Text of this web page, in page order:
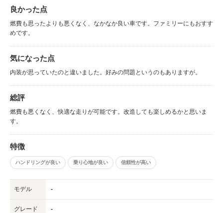
良かった点
燃費も思ったよりも悪くなく、なかなか良い車です。ファミリーにもおすす
めです。
気になった点
内装が思っていたのと違いました。好みの問題というのもありますが。
総評
燃費も悪くなく、快適な走りが可能です。改造しても楽しめるかと思いま
す。
特徴
ハンドリングが良い 乗り心地が良い 信頼性が高い
モデル -
グレード -